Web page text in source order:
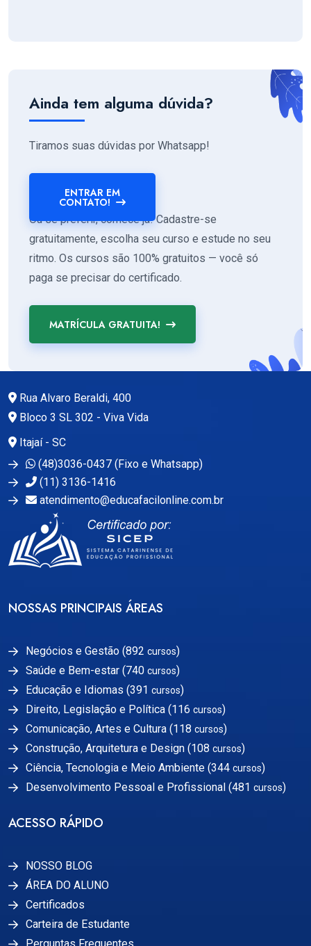
Ainda tem alguma dúvida?
Tiramos suas dúvidas por Whatsapp!
ENTRAR EM
CONTATO!
Ou se preferir, comece já! Cadastre-se
gratuitamente, escolha seu curso e estude no seu
ritmo. Os cursos são 100% gratuitos — você só
paga se precisar do certificado.
MATRÍCULA GRATUITA!
Rua Alvaro Beraldi, 400
Bloco 3 SL 302 - Viva Vida
Itajaí - SC
(48)3036-0437 (Fixo e Whatsapp)
(11) 3136-1416
atendimento@educafacilonline.com.br
NOSSAS PRINCIPAIS ÁREAS
Negócios e Gestão (892 cursos)
Saúde e Bem-estar (740 cursos)
Educação e Idiomas (391 cursos)
Direito, Legislação e Política (116 cursos)
Comunicação, Artes e Cultura (118 cursos)
Construção, Arquitetura e Design (108 cursos)
Ciência, Tecnologia e Meio Ambiente (344 cursos)
Desenvolvimento Pessoal e Profissional (481 cursos)
ACESSO RÁPIDO
NOSSO BLOG
ÁREA DO ALUNO
Certificados
Carteira de Estudante